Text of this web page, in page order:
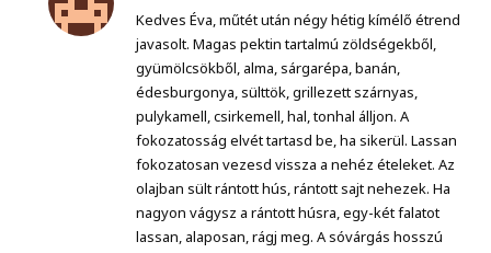
Kedves Éva, műtét után négy hétig kímélő étrend
javasolt. Magas pektin tartalmú zöldségekből,
gyümölcsökből, alma, sárgarépa, banán,
édesburgonya, sülttök, grillezett szárnyas,
pulykamell, csirkemell, hal, tonhal álljon. A
fokozatosság elvét tartasd be, ha sikerül. Lassan
fokozatosan vezesd vissza a nehéz ételeket. Az
olajban sült rántott hús, rántott sajt nehezek. Ha
nagyon vágysz a rántott húsra, egy-két falatot
lassan, alaposan, rágj meg. A sóvárgás hosszú